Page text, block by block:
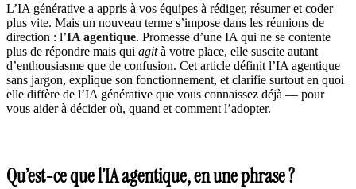
L’IA générative a appris à vos équipes à rédiger, résumer et coder
plus vite. Mais un nouveau terme s’impose dans les réunions de
direction : l’IA agentique. Promesse d’une IA qui ne se contente
plus de répondre mais qui agità votre place, elle suscite autant
d’enthousiasme que de confusion. Cet article définit l’IA agentique
sans jargon, explique son fonctionnement, et clarifie surtout en quoi
elle diffère de l’IA générative que vous connaissez déjà — pour
vous aider à décider où, quand et comment l’adopter.
Qu’est-ce que l’IA agentique, en une phrase ?